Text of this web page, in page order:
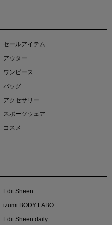
セールアイテム
アウター
ワンピース
バッグ
アクセサリー
スポーツウェア
コスメ
Edit Sheen
izumi BODY LABO
Edit Sheen daily